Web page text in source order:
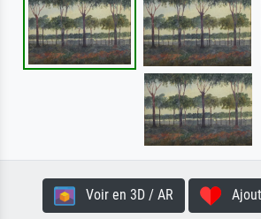
Voir en 3D / AR